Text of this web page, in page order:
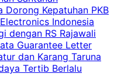
Dorong Kepatuhan PKB
Indonesia
dengan RS Rajawali
Guarantee Letter
dan Karang Taruna
Tertib Berlalu